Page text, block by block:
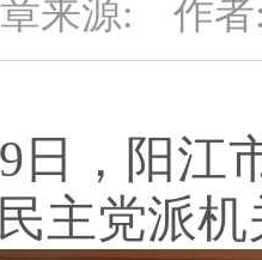
来源: 作
9 日， 阳江
主党派